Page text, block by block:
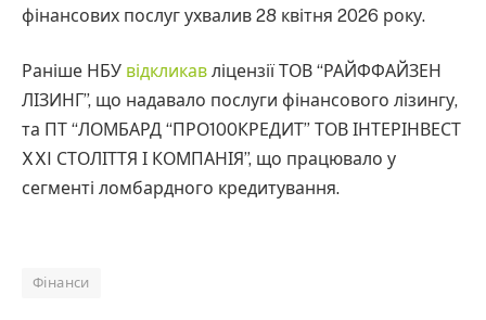
фінансових послуг ухвалив 28 квітня 2026 року.
Раніше НБУ відкликав ліцензії ТОВ “РАЙФФАЙЗЕН
ЛІЗИНГ”, що надавало послуги фінансового лізингу,
та ПТ “ЛОМБАРД “ПРО100КРЕДИТ” ТОВ ІНТЕРІНВЕСТ
XXI СТОЛІТТЯ І КОМПАНІЯ”, що працювало у
сегменті ломбардного кредитування.
Фінанси